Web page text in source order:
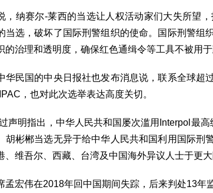
，纳赛尔-莱西的当选让人权活动家们大失所望
当选，破坏了国际刑警组织的使命。国际刑警组
的治理和透明度，确保红色通缉令等工具不被用于
华民国的中央日报社也发布消息说，联系全球超
，也对此次选举表达高度关切。
声明指出，中华人民共和国屡次滥用Interpol最
胡彬郴当选无异于给中华人民共和国利用国际刑
、维吾尔、西藏、台湾及中国海外异议人士于更大
孟宏伟在2018年回中国期间失踪，后来判处13年